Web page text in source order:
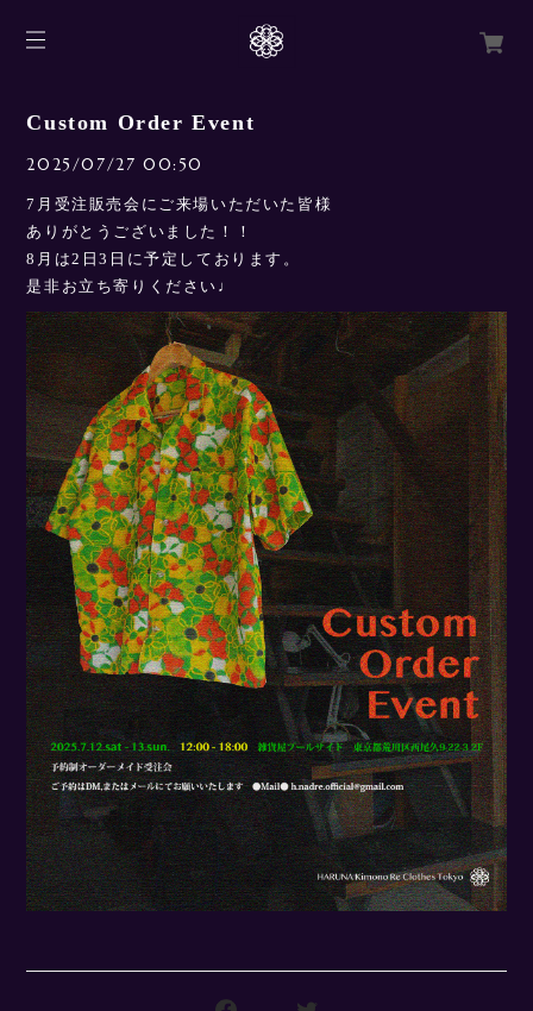
Custom Order Event
2025/07/27 00:50
7月受注販売会にご来場いただいた皆様
ありがとうございました！！
8月は2日3日に予定しております。
是非お立ち寄りください♩